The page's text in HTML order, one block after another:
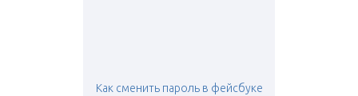
Как сменить пароль в фейсбуке